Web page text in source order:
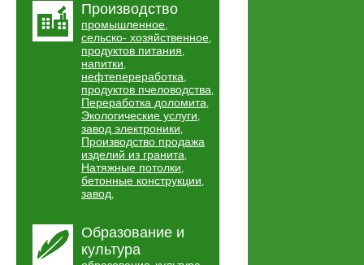
Производство
промышленное,
сельско- хозяйственное,
продуктов питания,
напитки,
нефтепереработка,
продуктов пчеловодства,
Переработка доломита,
Экологические услуги,
завод электроники,
Производство продажа
изделий из гранита,
Натяжные потолки,
бетонные конструкции,
завод,
Образование и
культура